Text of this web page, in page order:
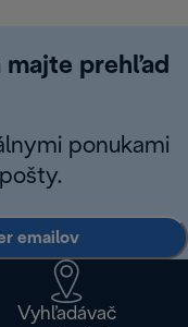
majte prehľad
ponukami
emailov
Vyhľadávač